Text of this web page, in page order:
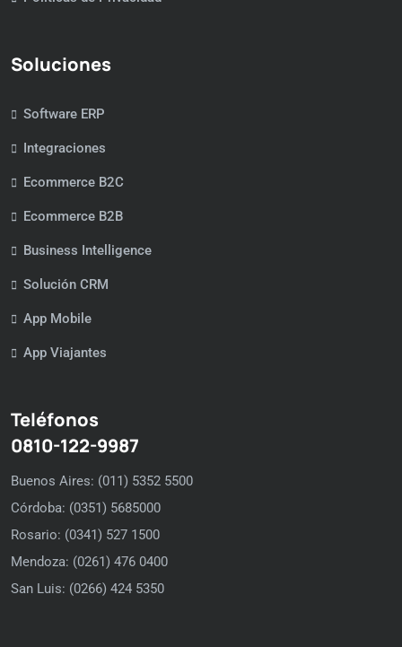
Soluciones
Software ERP
Integraciones
Ecommerce B2C
Ecommerce B2B
Business Intelligence
Solución CRM
App Mobile
App Viajantes
Teléfonos
0810-122-9987
Buenos Aires: (011) 5352 5500
Córdoba: (0351) 5685000
Rosario: (0341) 527 1500
Mendoza: (0261) 476 0400
San Luis: (0266) 424 5350